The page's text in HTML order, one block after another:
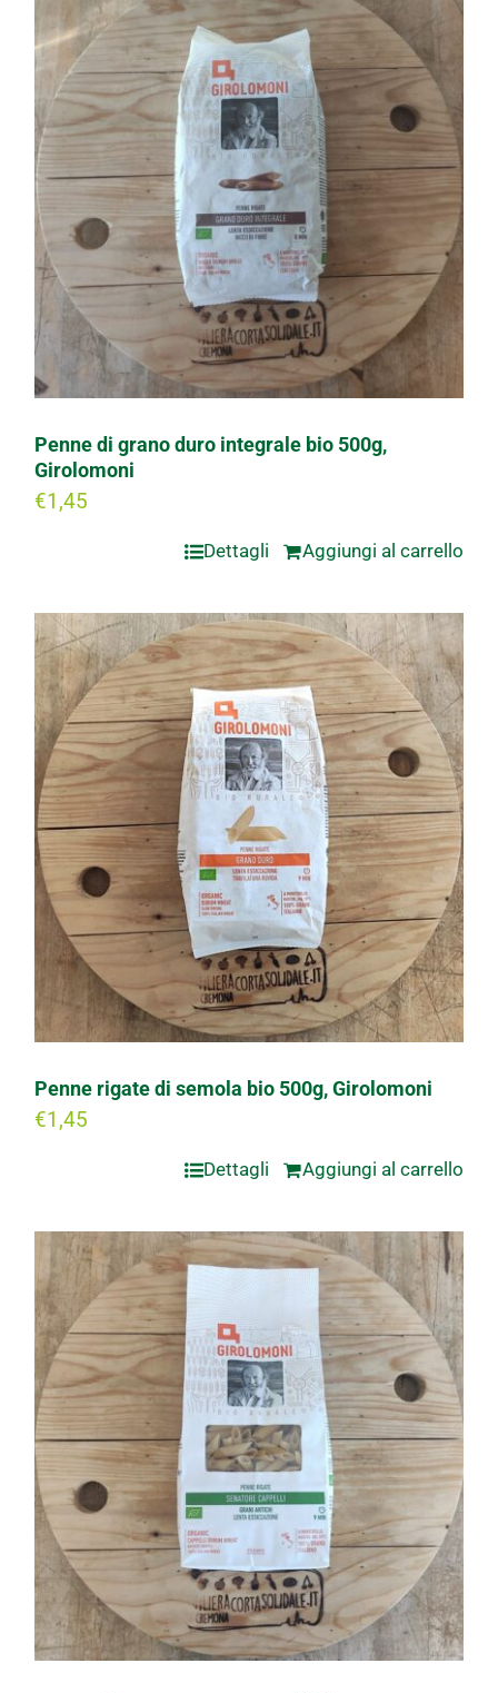
Penne di grano duro integrale bio 500g,
Girolomoni
€1,45
Aggiungi al carrello
Dettagli
Penne rigate di semola bio 500g, Girolomoni
€1,45
Aggiungi al carrello
Dettagli